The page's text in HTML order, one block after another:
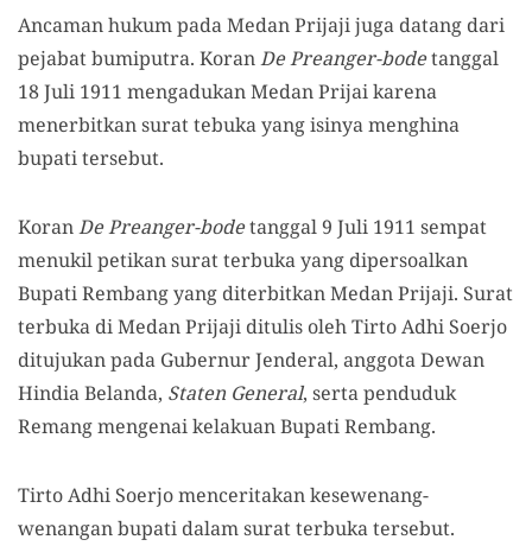
Ancaman hukum pada Medan Prijaji juga datang dari
pejabat bumiputra. KoranDe Preanger-bodetanggal
18 Juli 1911 mengadukan Medan Prijai karena
menerbitkan surat tebuka yang isinya menghina
bupati tersebut.
KoranDe Preanger-bodetanggal 9 Juli 1911 sempat
menukil petikan surat terbuka yang dipersoalkan
Bupati Rembang yang diterbitkan Medan Prijaji. Surat
terbuka di Medan Prijaji ditulis oleh Tirto Adhi Soerjo
ditujukan pada Gubernur Jenderal, anggota Dewan
Hindia Belanda, Staten General, serta penduduk
Remang mengenai kelakuan Bupati Rembang.
Tirto Adhi Soerjo menceritakan kesewenang-
wenangan bupati dalam surat terbuka tersebut.